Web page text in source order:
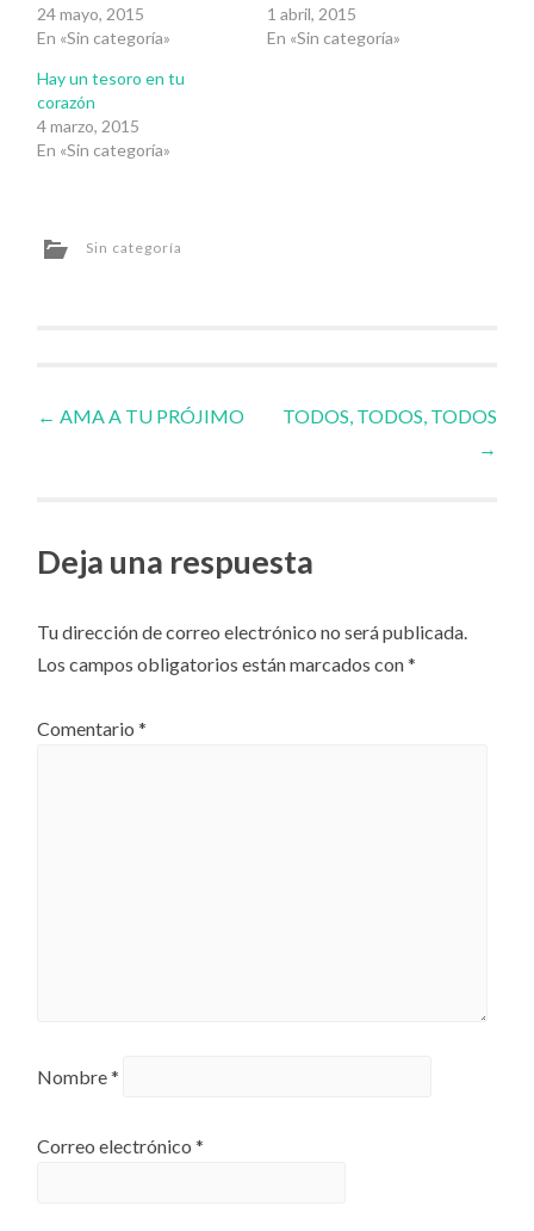
24 mayo, 2015
En «Sin categoría»
1 abril, 2015
En «Sin categoría»
Hay un tesoro en tu
corazón
4 marzo, 2015
En «Sin categoría»
Sin categoría
Navegador
artículos
← AMA A TU PRÓJIMO
TODOS, TODOS, TODOS
→
Deja una respuesta
Tu dirección de correo electrónico no será publicada.
Los campos obligatorios están marcados con*
Comentario*
Nombre*
Correo electrónico*